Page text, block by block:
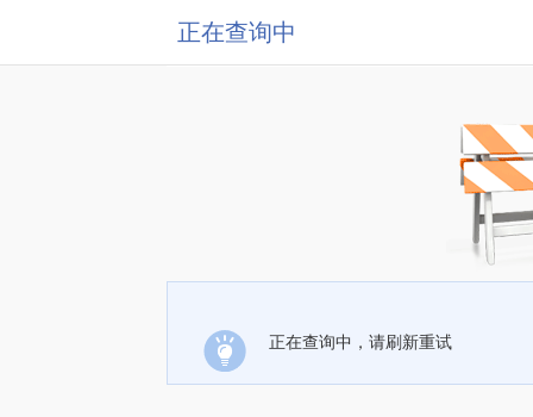
正在查询中
正在查询中，请刷新重试